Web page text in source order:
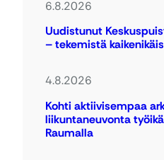
6.8.2026
Uudistunut
– tekemistä
4.8.2026
Kohti aktiivisempaa
liikuntaneuvonta
Raumalla